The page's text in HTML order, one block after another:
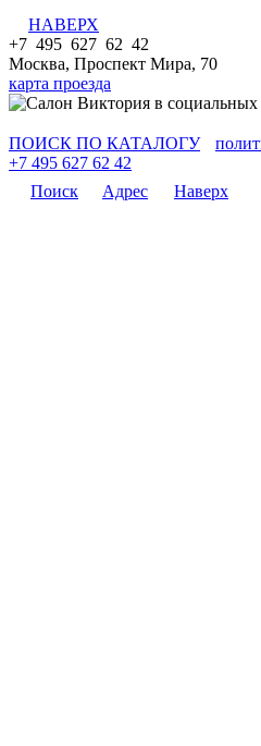
НАВЕРХ
+7 495 627 62 42
Москва, Проспект Мира, 70
карта проезда
ПОИСК ПО КАТАЛОГУ
+7 495 627 62 42
Поиск
Адрес Наверх